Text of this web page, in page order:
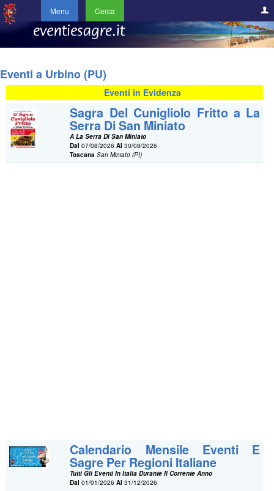
Menu Cerca
Eventi a Urbino (PU)
Eventi in Evidenza
Sagra Del Cunigliolo Fritto a La
Serra Di San Miniato
A La Serra Di San Miniato
Dal 07/08/2026Al 30/08/2026
Toscana San Miniato (PI)
Calendario Mensile Eventi E
Sagre Per Regioni Italiane
Tutti Gli Eventi In Italia Durante Il Corrente Anno
Dal 01/01/2026Al 31/12/2026